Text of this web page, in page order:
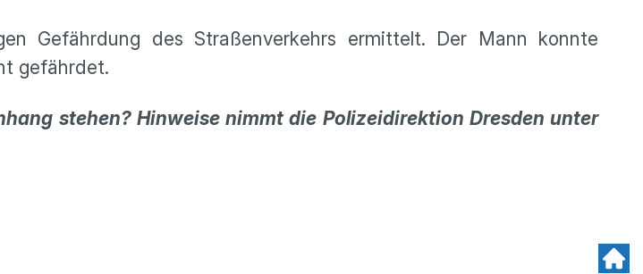
Gefährdung des Straßenverkehrs ermittelt. Der Mann konnte
gefährdet.
stehen? Hinweise nimmt die Polizeidirektion Dresden unter